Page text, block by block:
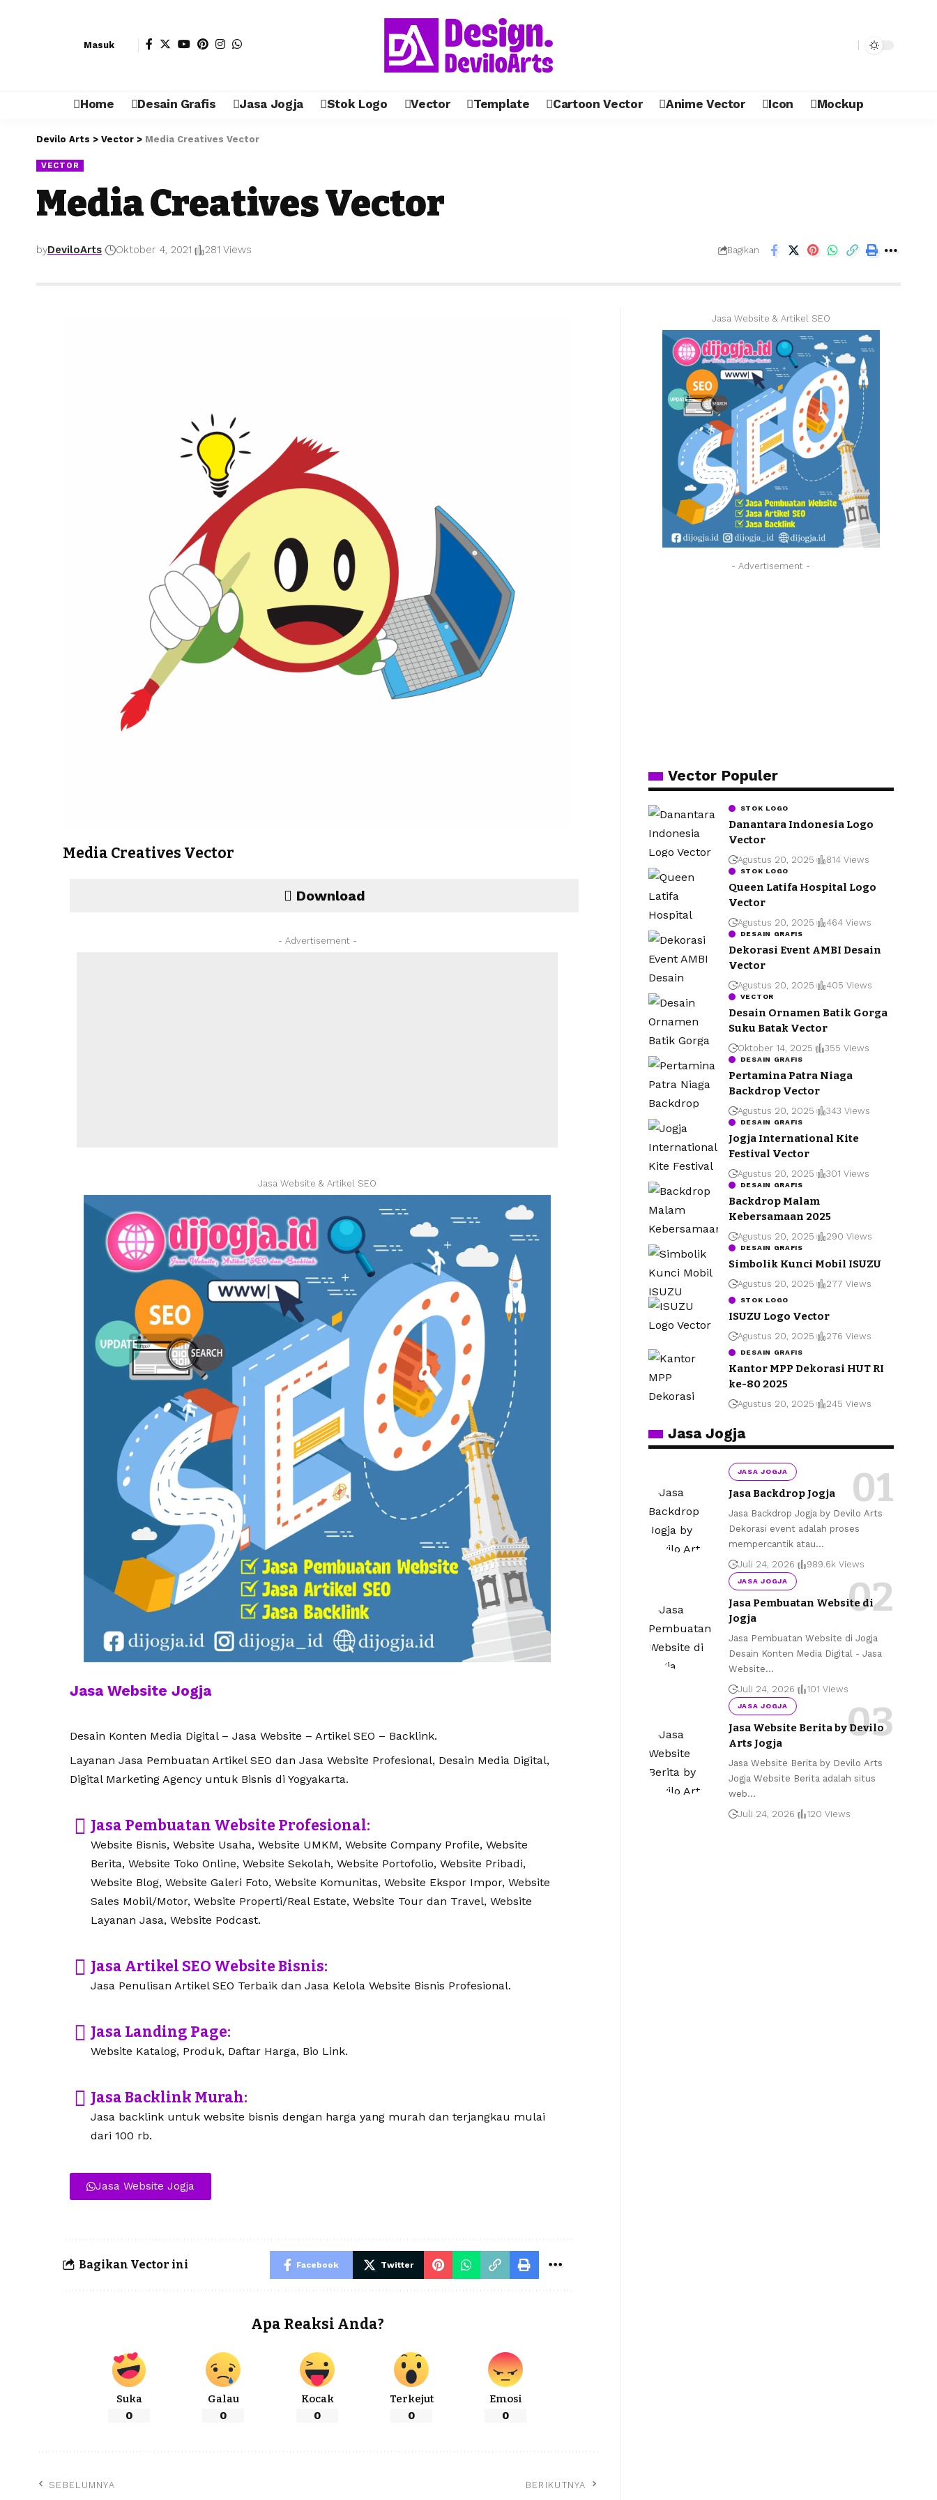
Masuk
Home Desain Grafis Jasa Jogja Stok Logo Vector Template Cartoon Vector Anime Vector Icon Mockup
Devilo Arts > Vector > Media Creatives Vector
VECTOR
Media Creatives Vector
byDeviloArts Oktober 4, 2021 281 Views Bagikan
Media Creatives Vector
Download
- Advertisement -
Jasa Website & Artikel SEO
Jasa Website Jogja
Desain Konten Media Digital – Jasa Website – Artikel SEO – Backlink.
Layanan Jasa Pembuatan Artikel SEO dan Jasa Website Profesional, Desain Media Digital,
Digital Marketing Agency untuk Bisnis di Yogyakarta.
Jasa Pembuatan Website Profesional:
Website Bisnis, Website Usaha, Website UMKM, Website Company Profile, Website
Berita, Website Toko Online, Website Sekolah, Website Portofolio, Website Pribadi,
Website Blog, Website Galeri Foto, Website Komunitas, Website Ekspor Impor, Website
Sales Mobil/Motor, Website Properti/Real Estate, Website Tour dan Travel, Website
Layanan Jasa, Website Podcast.
Jasa Artikel SEO Website Bisnis:
Jasa Penulisan Artikel SEO Terbaik dan Jasa Kelola Website Bisnis Profesional.
Jasa Landing Page:
Website Katalog, Produk, Daftar Harga, Bio Link.
Jasa Backlink Murah:
Jasa backlink untuk website bisnis dengan harga yang murah dan terjangkau mulai
dari 100 rb.
Jasa Website Jogja
Bagikan Vector ini Facebook Twitter
Apa Reaksi Anda?
Suka
0
Galau
0
Kocak
0
Terkejut
0
Emosi
0
SEBELUMNYA BERIKUTNYA
Jasa Website & Artikel SEO
- Advertisement -
Vector Populer
STOK LOGO
Danantara Indonesia Logo
Vector
Agustus 20, 2025 814 Views
STOK LOGO
Queen Latifa Hospital Logo
Vector
Agustus 20, 2025 464 Views
DESAIN GRAFIS
Dekorasi Event AMBI Desain
Vector
Agustus 20, 2025 405 Views
VECTOR
Desain Ornamen Batik Gorga
Suku Batak Vector
Oktober 14, 2025 355 Views
DESAIN GRAFIS
Pertamina Patra Niaga
Backdrop Vector
Agustus 20, 2025 343 Views
DESAIN GRAFIS
Jogja International Kite
Festival Vector
Agustus 20, 2025 301 Views
DESAIN GRAFIS
Backdrop Malam
Kebersamaan 2025
Agustus 20, 2025 290 Views
DESAIN GRAFIS
Simbolik Kunci Mobil ISUZU
Agustus 20, 2025 277 Views
STOK LOGO
ISUZU Logo Vector
Agustus 20, 2025 276 Views
DESAIN GRAFIS
Kantor MPP Dekorasi HUT RI
ke-80 2025
Agustus 20, 2025 245 Views
Jasa Jogja
JASA JOGJA
Jasa Backdrop Jogja
Jasa Backdrop Jogja by Devilo Arts
Dekorasi event adalah proses
mempercantik atau…
Juli 24, 2026
989.6k Views
JASA JOGJA
Jasa Pembuatan Website di
Jogja
Jasa Pembuatan Website di Jogja
Desain Konten Media Digital - Jasa
Website…
Juli 24, 2026
101 Views
JASA JOGJA
Jasa Website Berita by Devilo
Arts Jogja
Jasa Website Berita by Devilo Arts
Jogja Website Berita adalah situs
web…
Juli 24, 2026
120 Views